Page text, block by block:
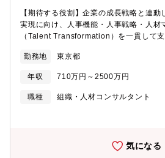
や、経営リテラシーを向上するための多
けでなく、個別に丁寧なFBを受けられる
ことができます。※詳細は[こちら]
(https://www.libcon.co.jp/recruit2/
の支援では、常に自分が最終責任者であ
ルシンキングはもちろんですが、自身の
面が多くあります。シビアな環境だか
オープンイノベーション、技術戦略、営
探索・創造」領域におけるにAI活用をし
シナリオプランニングと将来機会・脅威
新規性の高い事業アイデア発想と戦略仮
戦略：先進技術テーマ領域への自社技術
策定【ソリューション事例】①生成AIに
多くのクライアント企業の新規事業開
シミュレーションが実現可能。②生成AI
【期待する役割】企業の成長戦略と連
実現に向け、人事機能・人事戦略・人材
（Talent Transformation）を一貫して
想■人材ポートフォリオを軸とした経営
の流動・最適配置を前提とした“社内労
M&A,グローバル展開を見据えた人事・
経営資源として再定義する変革を推進し
フォリオ分析と人材GAPの可視化■人材
育成/代謝等の施策設計■人事組織・人事
義・オペレーティングモデル設計）■経
勤務地 東京都
年収 710万円～2500万円
職種
組織・人材コンサルタント
気になる